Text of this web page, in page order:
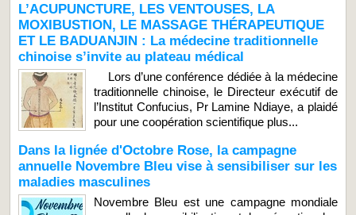
L’ACUPUNCTURE, LES VENTOUSES, LA
MOXIBUSTION, LE MASSAGE THÉRAPEUTIQUE
ET LE BADUANJIN : La médecine traditionnelle
chinoise s’invite au plateau médical
Lors d’une conférence dédiée à la médecine
traditionnelle chinoise, le Directeur exécutif de
l’Institut Confucius, Pr Lamine Ndiaye, a plaidé
pour une coopération scientifique plus...
Dans la lignée d'Octobre Rose, la campagne
annuelle Novembre Bleu vise à sensibiliser sur les
maladies masculines
Novembre Bleu est une campagne mondiale